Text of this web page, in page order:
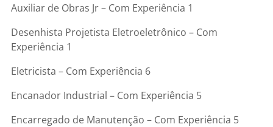
Auxiliar de Obras Jr – Com Experiência 1
Desenhista Projetista Eletroeletrônico – Com
Experiência 1
Eletricista – Com Experiência 6
Encanador Industrial – Com Experiência 5
Encarregado de Manutenção – Com Experiência 5